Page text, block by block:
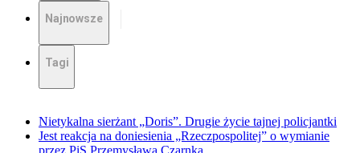
Najnowsze
Tagi
Nietykalna sierżant „Doris”. Drugie życie tajnej policjantki
Jest reakcja na doniesienia „Rzeczpospolitej” o wymianie
przez PiS Przemysława Czarnka